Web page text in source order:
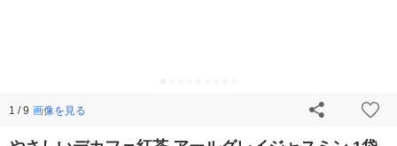
1 / 9 画像を見る